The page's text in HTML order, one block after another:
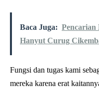
Baca Juga: Pencarian
Hanyut Curug
Fungsi dan tugas kami
mereka karena erat